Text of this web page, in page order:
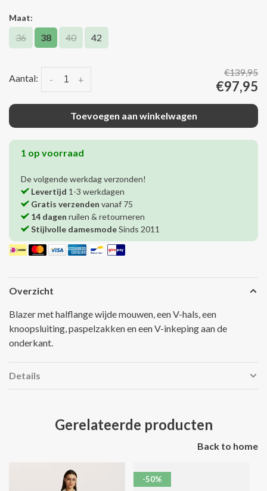
Maat:
36 38 40 42
Aantal: +
-
€139,95
€97,95
Toevoegen aan winkelwagen
1 op voorraad
De volgende werkdag verzonden!
Levertijd 1-3 werkdagen
Gratis verzenden vanaf 75
14 dagen ruilen & retourneren
Stijlvolle damesmodeSinds 2011
Overzicht
Blazer met halflange wijde mouwen, een V-hals, een
knoopsluiting, paspelzakken en een V-inkeping aan de
onderkant.
Details
Gerelateerde producten
Back to home
-50%